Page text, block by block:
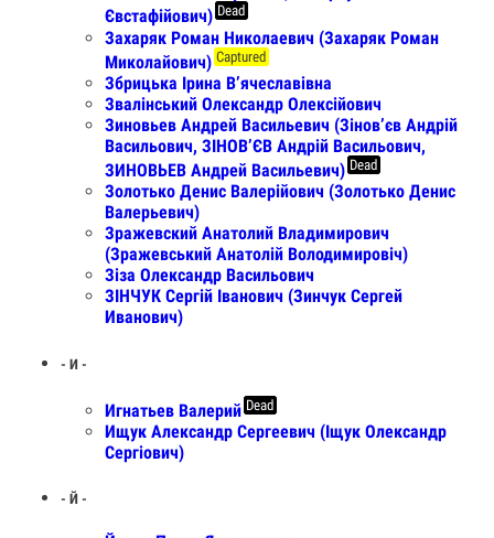
Євстафійович) Dead
Захаряк Роман Николаевич (Захаряк Роман
Миколайович) Captured
Збрицька Ірина В’ячеславівна
Звалінський Олександр Олексійович
Зиновьев Андрей Васильевич (Зінов’єв Андрій
Васильович, ЗІНОВ’ЄВ Андрій Васильович,
ЗИНОВЬЕВ Андрей Васильевич) Dead
Золотько Денис Валерійович (Золотько Денис
Валерьевич)
Зражевский Анатолий Владимирович
(Зражевський Анатолiй Володимировiч)
Зіза Олександр Васильович
ЗІНЧУК Сергій Іванович (Зинчук Сергей
Иванович)
- И -
Игнатьев Валерий Dead
Ищук Александр Сергеевич (Іщук Олександр
Сергіович)
- Й -